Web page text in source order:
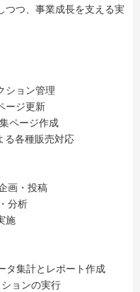
つつ、事業成長を支える実
ション管理
ージ更新
ページ作成
る各種販売対応
画・投稿
分析
施
タ集計とレポート作成
ョンの実行